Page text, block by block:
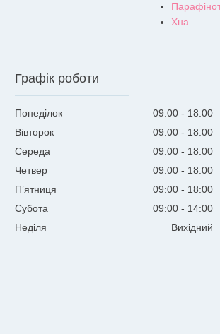
Хна
Графік роботи
Понеділок 09:00
18:00
Вівторок
09:00
18:00
Середа
09:00
18:00
Четвер
09:00
18:00
Пʼятниця
09:00
18:00
Субота
09:00
14:00
Неділя
Вихідний